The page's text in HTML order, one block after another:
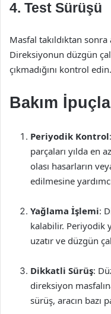
4. Test Sürüşü
Masfal takıldıktan
Direksiyonun düzgün
çıkmadığını kontrol edin.
Bakım
Periyodik Kontrol
parçaları yılda en
olası hasarların
edilmesine
Yağlama İşlemi:
kalabilir. Periyodik
uzatır ve düzgün
Dikkatli Sürüş:
direksiyon
sürüş, aracın bazı